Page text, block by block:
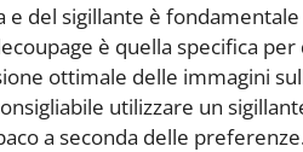
e del sigillante è
è quella specifica
ottimale delle immagini
utilizzare un
a seconda delle